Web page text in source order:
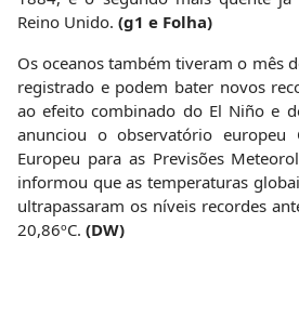
Reino Unido. (g1 e Folha)
Os oceanos também tiveram o mês
registrado e podem bater novos
ao efeito combinado do El Niño e
anunciou o observatório europeu
Europeu para as Previsões
informou que as temperaturas
ultrapassaram os níveis recordes
20,86ºC. (DW)